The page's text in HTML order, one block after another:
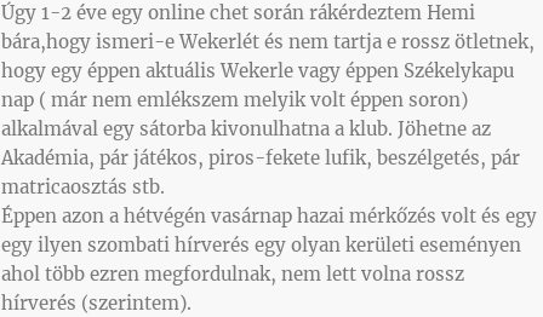
Úgy 1-2 éve egy online chet során rákérdeztem Hemi
bára,hogy ismeri-e Wekerlét és nem tartja e rossz ötletnek,
hogy egy éppen aktuális Wekerle vagy éppen Székelykapu
nap ( már nem emlékszem melyik volt éppen soron)
alkalmával egy sátorba kivonulhatna a klub. Jöhetne az
Akadémia, pár játékos, piros-fekete lufik, beszélgetés, pár
matricaosztás stb.
Éppen azon a hétvégén vasárnap hazai mérkőzés volt és egy
egy ilyen szombati hírverés egy olyan kerületi eseményen
ahol több ezren megfordulnak, nem lett volna rossz
hírverés (szerintem).